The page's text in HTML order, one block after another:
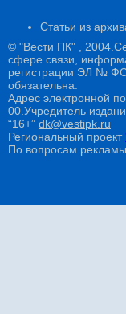
Статьи из
© "Вести ПК" ,
сфере связи,
регистрации ЭЛ № ФС
обязательна.
Адрес электронной
00.Учредитель
“16+” dk@vestipk.ru
Региональный проект
По вопросам